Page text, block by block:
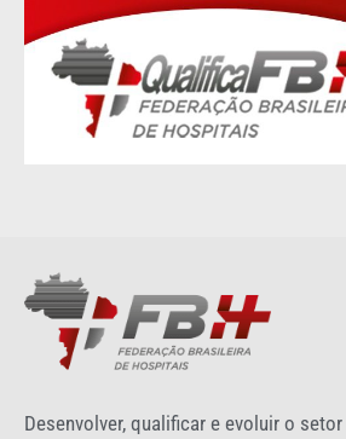
Desenvolver, qualificar e evoluir o